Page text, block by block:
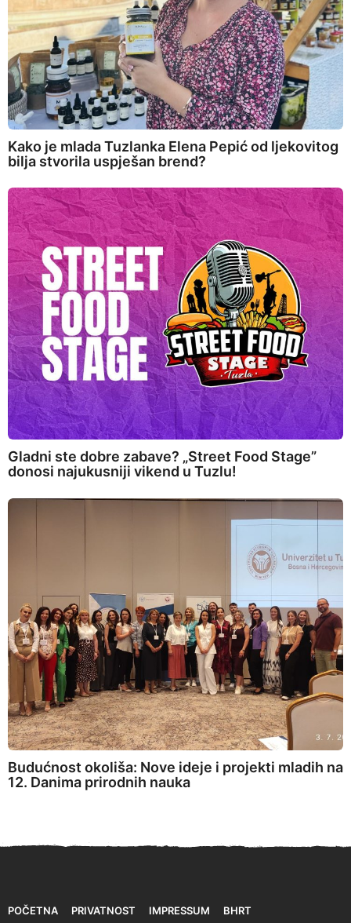
Kako je mlada Tuzlanka Elena Pepić od ljekovitog
bilja stvorila uspješan brend?
Gladni ste dobre zabave? „Street Food Stage”
donosi najukusniji vikend u Tuzlu!
Budućnost okoliša: Nove ideje i projekti mladih na
12. Danima prirodnih nauka
POČETNA PRIVATNOST IMPRESSUM BHRT